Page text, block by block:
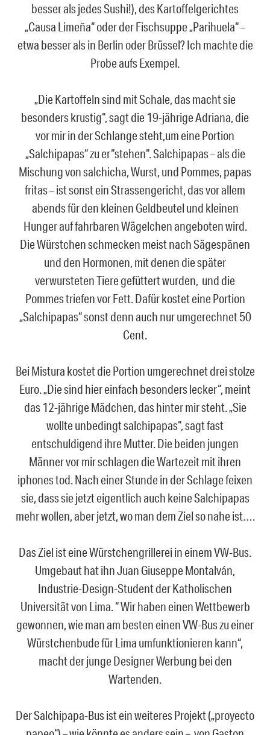
besser als jedes Sushi!), des Kartoffelgerichtes
„Causa Limeña“ oder der Fischsuppe „Parihuela“ –
etwa besser als in Berlin oder Brüssel? Ich machte die
Probe aufs Exempel.
„Die Kartoffeln sind mit Schale, das macht sie
besonders krustig“, sagt die 19-jährige Adriana, die
vor mir in der Schlange steht,um eine Portion
„Salchipapas“ zu er“stehen“. Salchipapas – als die
Mischung von salchicha, Wurst, und Pommes, papas
fritas – ist sonst ein Strassengericht, das vor allem
abends für den kleinen Geldbeutel und kleinen
Hunger auf fahrbaren Wägelchen angeboten wird.
Die Würstchen schmecken meist nach Sägespänen
und den Hormonen, mit denen die später
verwursteten Tiere gefüttert wurden, und die
Pommes triefen vor Fett. Dafür kostet eine Portion
„Salchipapas“ sonst denn auch nur umgerechnet 50
Cent.
Bei Mistura kostet die Portion umgerechnet drei stolze
Euro. „Die sind hier einfach besonders lecker“, meint
das 12-jährige Mädchen, das hinter mir steht. „Sie
wollte unbedingt salchipapas“, sagt fast
entschuldigend ihre Mutter. Die beiden jungen
Männer vor mir schlagen die Wartezeit mit ihren
iphones tod. Nach einer Stunde in der Schlage feixen
sie, dass sie jetzt eigentlich auch keine Salchipapas
mehr wollen, aber jetzt, wo man dem Ziel so nahe ist….
Das Ziel ist eine Würstchengrillerei in einem VW-Bus.
Umgebaut hat ihn Juan Giuseppe Montalván,
Industrie-Design-Student der Katholischen
Universität von Lima. “ Wir haben einen Wettbewerb
gewonnen, wie man am besten einen VW-Bus zu einer
Würstchenbude für Lima umfunktionieren kann“,
macht der junge Designer Werbung bei den
Wartenden.
Der Salchipapa-Bus ist ein weiteres Projekt („proyecto